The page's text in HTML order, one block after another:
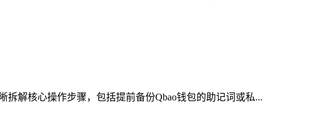
解核心操作步骤，包括提前备份Qbao钱包的助记词或私...